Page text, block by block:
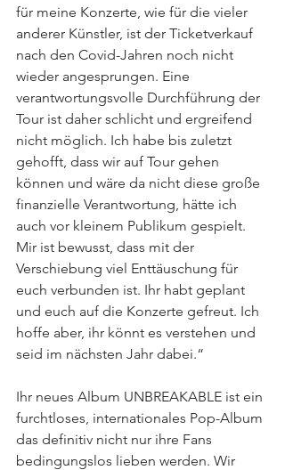
für meine Konzerte, wie für die vieler
anderer Künstler, ist der Ticketverkauf
nach den Covid-Jahren noch nicht
wieder angesprungen. Eine
verantwortungsvolle Durchführung der
Tour ist daher schlicht und ergreifend
nicht möglich. Ich habe bis zuletzt
gehofft, dass wir auf Tour gehen
können und wäre da nicht diese große
finanzielle Verantwortung, hätte ich
auch vor kleinem Publikum gespielt.
Mir ist bewusst, dass mit der
Verschiebung viel Enttäuschung für
euch verbunden ist. Ihr habt geplant
und euch auf die Konzerte gefreut. Ich
hoffe aber, ihr könnt es verstehen und
seid im nächsten Jahr dabei.“
Ihr neues Album UNBREAKABLE ist ein
furchtloses, internationales Pop-Album
das definitiv nicht nur ihre Fans
bedingungslos lieben werden. Wir